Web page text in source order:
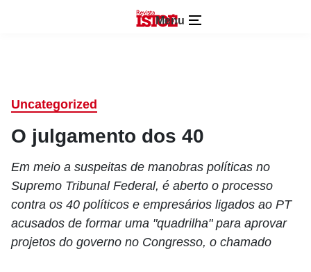
Menu
Uncategorized
O julgamento dos 40
Em meio a suspeitas de manobras políticas no
Supremo Tribunal Federal, é aberto o processo
contra os 40 políticos e empresários ligados ao PT
acusados de formar uma "quadrilha" para aprovar
projetos do governo no Congresso, o chamado